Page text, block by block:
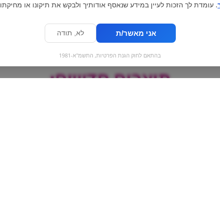
מוצרים חדשים:
. עומדת לך הזכות לעיין במידע שנאסף אודותיך ולבקש את תיקונו או
אני מאשר/ת לא, תודה
בהתאם לחוק הגנת הפרטיות, התשמ"א-1981